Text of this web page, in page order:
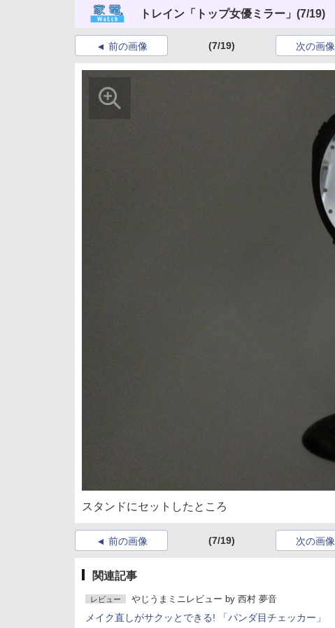
トレイン「トップ女優ミラー」 (7/19)
前の画像 (7/19) 次の画像
スタンドにセットしたところ
前の画像 (7/19) 次の画像
関連記事
レビュー やじうまミニレビュー by 西村 夢音
メイク直しがサクッとできる! 「パンダ目チェッカー」